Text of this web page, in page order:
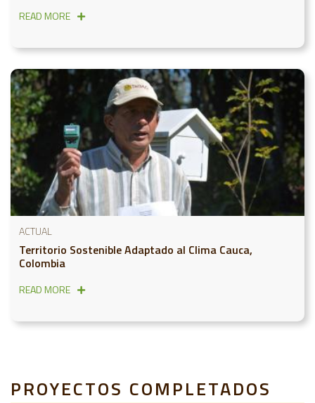
READ MORE
ACTUAL
Territorio Sostenible Adaptado al Clima Cauca,
Colombia
READ MORE
PROYECTOS COMPLETADOS